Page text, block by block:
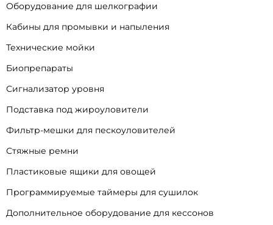
Оборудование для шелкографии
Кабины для промывки и напыления
Технические мойки
Биопрепараты
Сигнализатор уровня
Подставка под жироуловители
Фильтр-мешки для пескоуловителей
Стяжные ремни
Пластиковые ящики для овощей
Программируемые таймеры для сушилок
Дополнительное оборудование для кессонов